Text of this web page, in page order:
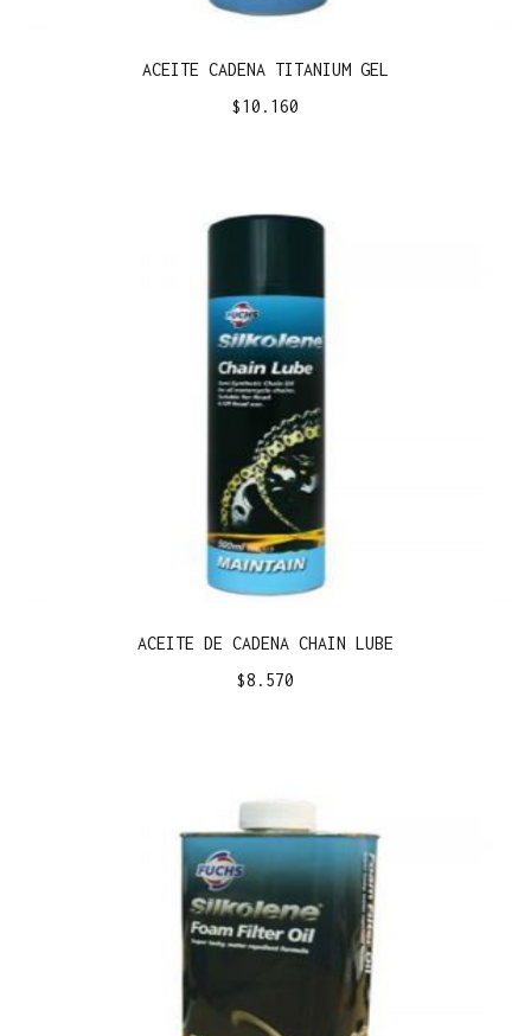
ACEITE CADENA TITANIUM GEL
$10.160
ACEITE DE CADENA CHAIN LUBE
$8.570